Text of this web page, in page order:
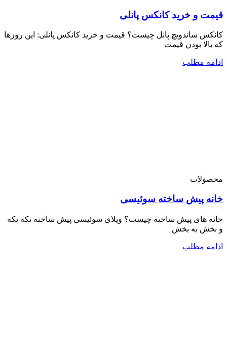
قیمت و خرید کانکس پانلی
کانکس ساندویچ پانل چیست؟ قیمت و خرید کانکس پانلی: این روزها
که بالا بودن قیمت
ادامه مطلب
محصولات
خانه پیش ساخته سوئیسی
خانه های پیش ساخته چیست؟ ویلای سوئیسی پیش ساخته تکه تکه
و بخش به بخش
ادامه مطلب